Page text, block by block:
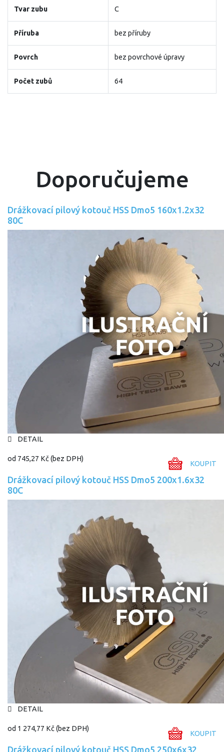
Tvar zubu C
Příruba bez příruby
Povrch bez povrchové úpravy
Počet zubů 64
Doporučujeme
Drážkovací pilový kotouč HSS Dmo5 160x1.2x32
80C
DETAIL
od 745,27 Kč(bez DPH)
KOUPIT
Drážkovací pilový kotouč HSS Dmo5 200x1.6x32
80C
DETAIL
od 1 274,77 Kč(bez DPH)
KOUPIT
Drážkovací pilový kotouč HSS Dmo5 250x6x32